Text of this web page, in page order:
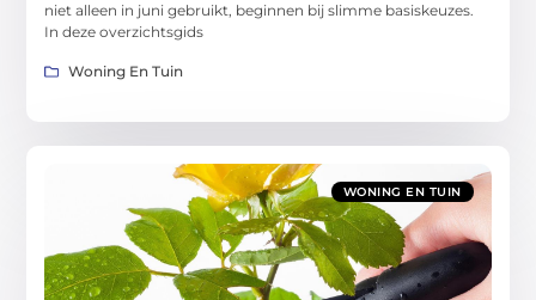
niet alleen in juni gebruikt, beginnen bij slimme basiskeuzes.
In deze overzichtsgids
Woning En Tuin
WONING EN TUIN